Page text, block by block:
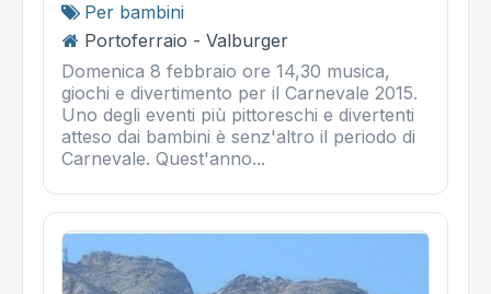
Per bambini
Portoferraio - Valburger
Domenica 8 febbraio ore 14,30 musica,
giochi e divertimento per il Carnevale 2015.
Uno degli eventi più pittoreschi e divertenti
atteso dai bambini è senz'altro il periodo di
Carnevale. Quest'anno...